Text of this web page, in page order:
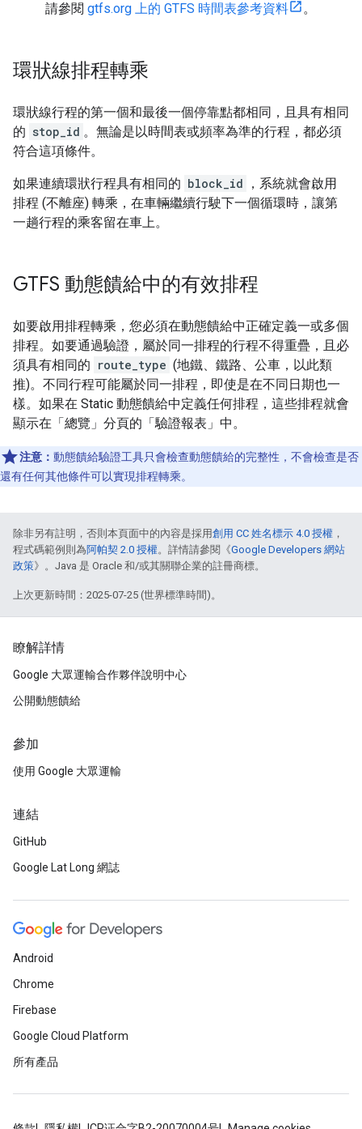
請參閱 gtfs.org 上的 GTFS 時間表參考資料 。
環狀線排程轉乘
環狀線行程的第一個和最後一個停靠點都相同，且具有相同
的 stop_id 。無論是以時間表或頻率為準的行程，都必須
符合這項條件。
如果連續環狀行程具有相同的 block_id
，系統就會啟用
排程 (不離座) 轉乘，在車輛繼續行駛下一個循環時，讓第
一趟行程的乘客留在車上。
GTFS 動態饋給中的有效排程
如要啟用排程轉乘，您必須在動態饋給中正確定義一或多個
排程。如要通過驗證，屬於同一排程的行程不得重疊，且必
須具有相同的 route_type (地鐵、鐵路、公車，以此類
推)。不同行程可能屬於同一排程，即使是在不同日期也一
樣。如果在 Static 動態饋給中定義任何排程，這些排程就會
顯示在「總覽」 分頁的「驗證報表」中。
注意： 動態饋給驗證工具只會檢查動態饋給的完整性，不會檢查是否
還有任何其他條件可以實現排程轉乘。
除非另有註明，否則本頁面中的內容是採用創用 CC 姓名標示 4.0 授權 ，
程式碼範例則為阿帕契 2.0 授權。詳情請參閱《Google Developers 網站
政策》。Java 是 Oracle 和/或其關聯企業的註冊商標。
上次更新時間：2025-07-25 (世界標準時間)。
瞭解詳情
Google 大眾運輸合作夥伴說明中心
公開動態饋給
參加
使用 Google 大眾運輸
連結
GitHub
Google Lat Long 網誌
Android
Chrome
Firebase
Google Cloud Platform
所有產品